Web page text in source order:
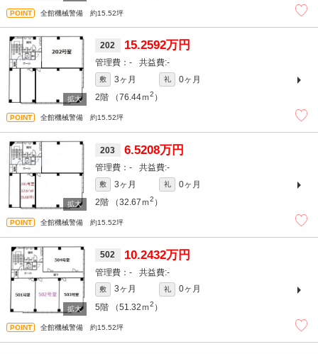
全館機械警備 約15.52坪
202 15.2592万円
- -
敷 3ヶ月 礼
0ヶ月
2階
（76.44ｍ2 ）
全館機械警備 約15.52坪
203 6.5208万円
- -
敷 3ヶ月 礼
0ヶ月
2階
（32.67ｍ2 ）
全館機械警備 約15.52坪
502 10.2432万円
- -
敷 3ヶ月 礼
0ヶ月
5階
（51.32ｍ2 ）
全館機械警備 約15.52坪